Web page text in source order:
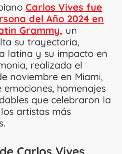
Carlos Vives fue
del Año 2024 en
Grammy, un
su trayectoria,
latina y su impacto en
realizada el
noviembre en Miami,
homenajes
que celebraron la
artistas más
Carlos Vives